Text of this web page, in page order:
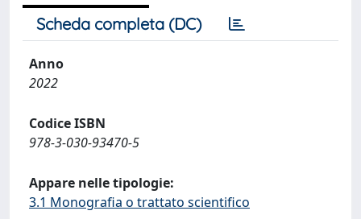
Scheda completa (DC)
Anno
2022
Codice ISBN
978-3-030-93470-5
Appare nelle tipologie:
3.1 Monografia o trattato scientifico